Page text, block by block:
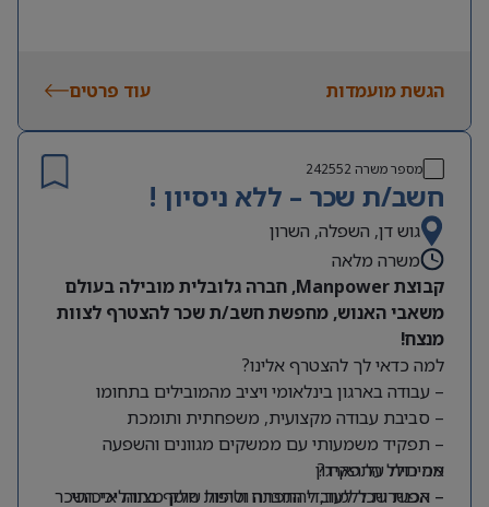
הגשת מועמדות עוד פרטים
מספר משרה 242552
חשב/ת שכר – ללא ניסיון !
גוש דן, השפלה, השרון
משרה מלאה
קבוצת Manpower, חברה גלובלית מובילה בעולם
משאבי האנוש, מחפשת חשב/ת שכר להצטרף לצוות
מנצח!
למה כדאי לך להצטרף אלינו?
– עבודה בארגון בינלאומי ויציב מהמובילים בתחומו
– סביבת עבודה מקצועית, משפחתית ותומכת
– תפקיד משמעותי עם ממשקים מגוונים והשפעה
אמיתית על הארגון
– אפשרות ללמוד, להתפתח ולהיות חלק מצוות איכותי
מה כולל התפקיד?
– הכנת שכר לעובדי החברה וטיפול שוטף בתהליכי השכר